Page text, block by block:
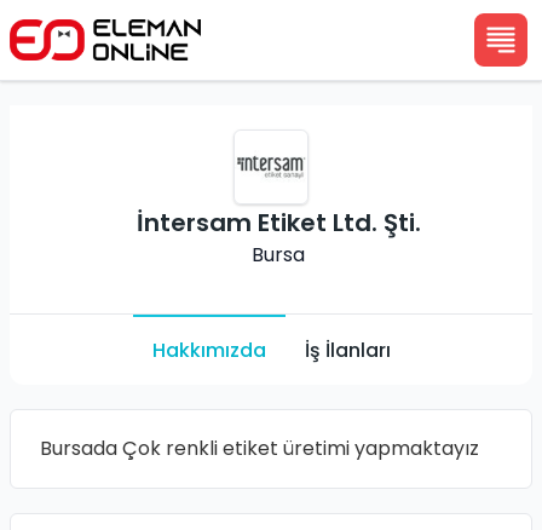
İntersam Etiket Ltd. Şti.
Bursa
Hakkımızda İş İlanları
Bursada Çok renkli etiket üretimi yapmaktayız